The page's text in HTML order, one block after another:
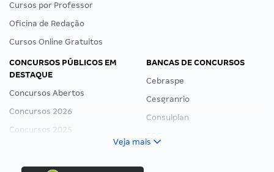
Cursos por Professor
Oficina de Redação
Cursos Online Gratuitos
CONCURSOS PÚBLICOS EM
DESTAQUE
Concursos Abertos
Concursos 2026
Concursos 2025
Concurso Ibama
BANCAS DE CONCURSOS
Cebraspe
Cesgranrio
Consulplan
Veja mais